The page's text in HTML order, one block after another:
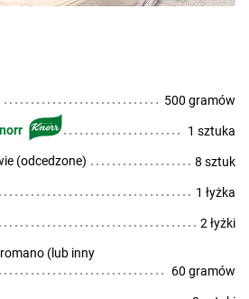
500 gramów
1 sztuka
(odcedzone) 8 sztuk
1 łyżka
2 łyżki
(lub inny
60 gramów